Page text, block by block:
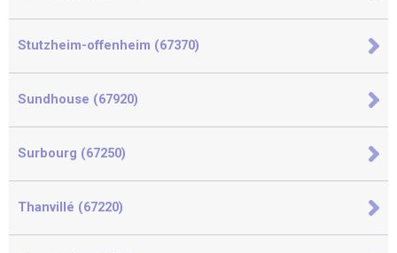
Stutzheim-offenheim (67370)
Sundhouse (67920)
Surbourg (67250)
Thanvillé (67220)